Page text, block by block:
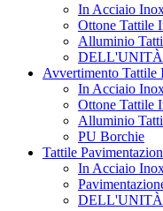
In Acciaio
Ottone Tattile
Alluminio
DELL'UNITÀ
Avvertimento Tattile
In Acciaio
Ottone Tattile
Alluminio
PU Borchie
Tattile
In Acciaio
DELL'UNITÀ